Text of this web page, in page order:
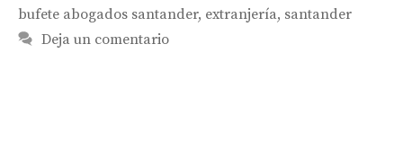
bufete abogados santander, extranjería, santander
Deja un comentario